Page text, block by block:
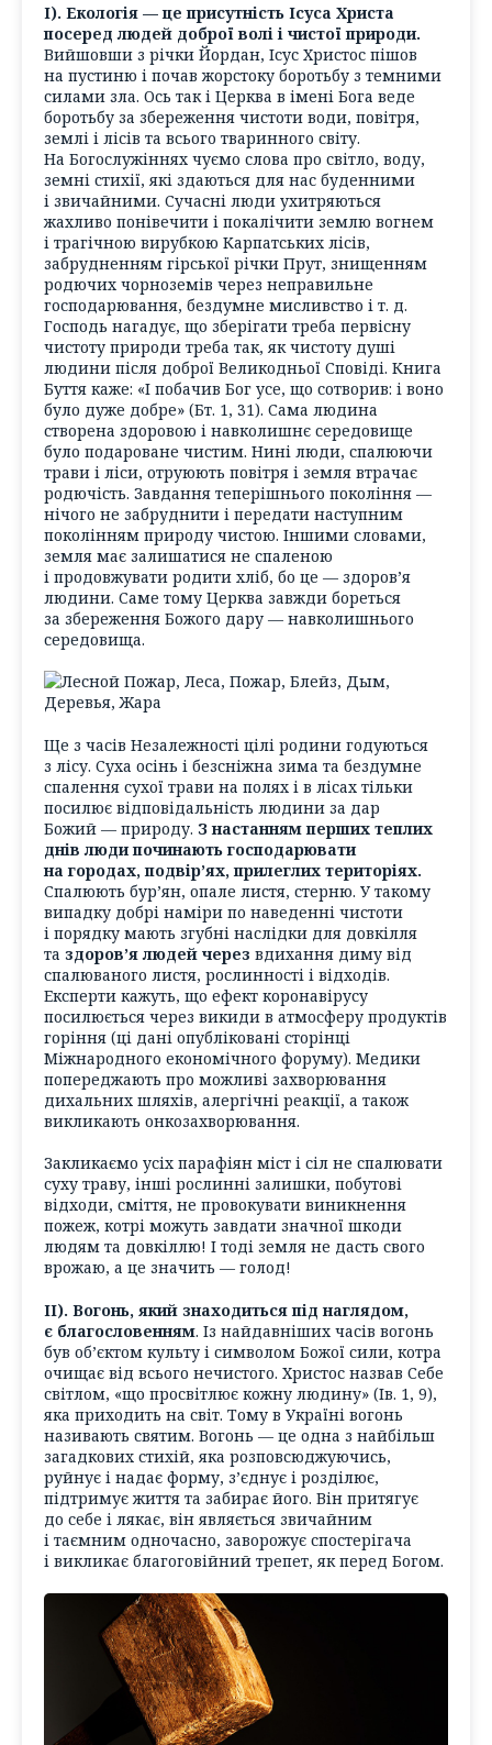
І). Екологія — це присутність Ісуса Христа
посеред людей доброї волі і чистої природи.
Вийшовши з річки Йордан, Ісус Христос пішов
на пустиню і почав жорстоку боротьбу з темними
силами зла. Ось так і Церква в імені Бога веде
боротьбу за збереження чистоти води, повітря,
землі і лісів та всього тваринного світу.
На Богослужіннях чуємо слова про світло, воду,
земні стихії, які здаються для нас буденними
і звичайними. Сучасні люди ухитряються
жахливо понівечити і покалічити землю вогнем
і трагічною вирубкою Карпатських лісів,
забрудненням гірської річки Прут, знищенням
родючих чорноземів через неправильне
господарювання, бездумне мисливство і т. д.
Господь нагадує, що зберігати треба первісну
чистоту природи треба так, як чистоту душі
людини після доброї Великодньої Сповіді. Книга
Буття каже: «І побачив Бог усе, що сотворив: і воно
було дуже добре» (Бт. 1, 31). Сама людина
створена здоровою і навколишнє середовище
було подароване чистим. Нині люди, спалюючи
трави і ліси, отруюють повітря і земля втрачає
родючість. Завдання теперішнього покоління —
нічого не забруднити і передати наступним
поколінням природу чистою. Іншими словами,
земля має залишатися не спаленою
і продовжувати родити хліб, бо це — здоров’я
людини. Саме тому Церква завжди бореться
за збереження Божого дару — навколишнього
середовища.
Ще з часів Незалежності цілі родини годуються
з лісу. Суха осінь і безсніжна зима та бездумне
спалення сухої трави на полях і в лісах тільки
посилює відповідальність людини за дар
Божий — природу. З настанням перших теплих
днів люди починають господарювати
на городах, подвір’ях, прилеглих територіях.
Спалюють бур’ян, опале листя, стерню. У такому
випадку добрі наміри по наведенні чистоти
і порядку мають згубні наслідки для довкілля
та здоров’я людей через вдихання диму від
спалюваного листя, рослинності і відходів.
Експерти кажуть, що ефект коронавірусу
посилюється через викиди в атмосферу продуктів
горіння (ці дані опубліковані сторінці
Міжнародного економічного форуму). Медики
попереджають про можливі захворювання
дихальних шляхів, алергічні реакції, а також
викликають онкозахворювання.
Закликаємо усіх парафіян міст і сіл не спалювати
суху траву, інші рослинні залишки, побутові
відходи, сміття, не провокувати виникнення
пожеж, котрі можуть завдати значної шкоди
людям та довкіллю! І тоді земля не дасть свого
врожаю, а це значить — голод!
ІІ). Вогонь, який знаходиться під наглядом,
є благословенням. Із найдавніших часів вогонь
був об’єктом культу і символом Божої сили, котра
очищає від всього нечистого. Христос назвав Себе
світлом, «що просвітлює кожну людину» (Ів. 1, 9),
яка приходить на світ. Тому в Україні вогонь
називають святим. Вогонь — це одна з найбільш
загадкових стихій, яка розповсюджуючись,
руйнує і надає форму, з’єднує і розділює,
підтримує життя та забирає його. Він притягує
до себе і лякає, він являється звичайним
і таємним одночасно, заворожує спостерігача
і викликає благоговійний трепет, як перед Богом.